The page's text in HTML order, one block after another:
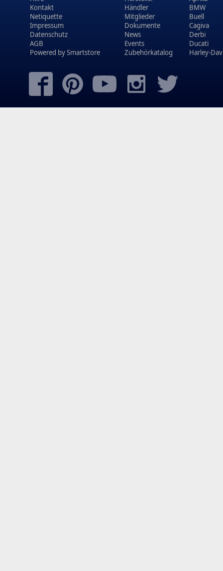
Kontakt
Netiquette
Impressum
Datenschutz
AGB
Powered bySmartstore
Händler
Mitglieder
Dokumente
News
Events
Zubehörkatalog
BMW
Buell
Cagiva
Derbi
Ducati
Harley-